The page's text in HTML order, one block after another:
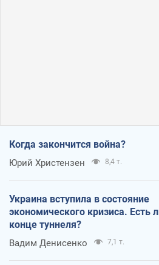
Когда закончится война?
Юрий Христензен 8,4 т.
Украина вступила в состояние
экономического кризиса. Есть
конце туннеля?
Вадим Денисенко 7,1 т.